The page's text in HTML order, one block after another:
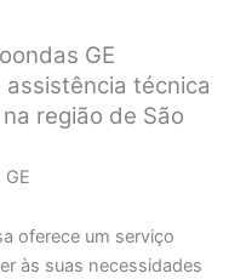
GE
técnica
região de São
oferece um serviço
às suas necessidades